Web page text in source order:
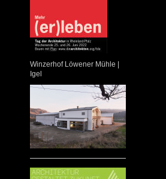
Winzerhof Löwener Mühle |
Igel